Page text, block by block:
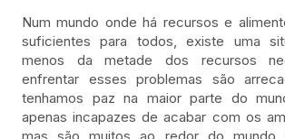
Num mundo onde há recursos e
suficientes para todos, existe uma
menos da metade dos recursos
enfrentar esses problemas são
tenhamos paz na maior parte do
apenas incapazes de acabar com os